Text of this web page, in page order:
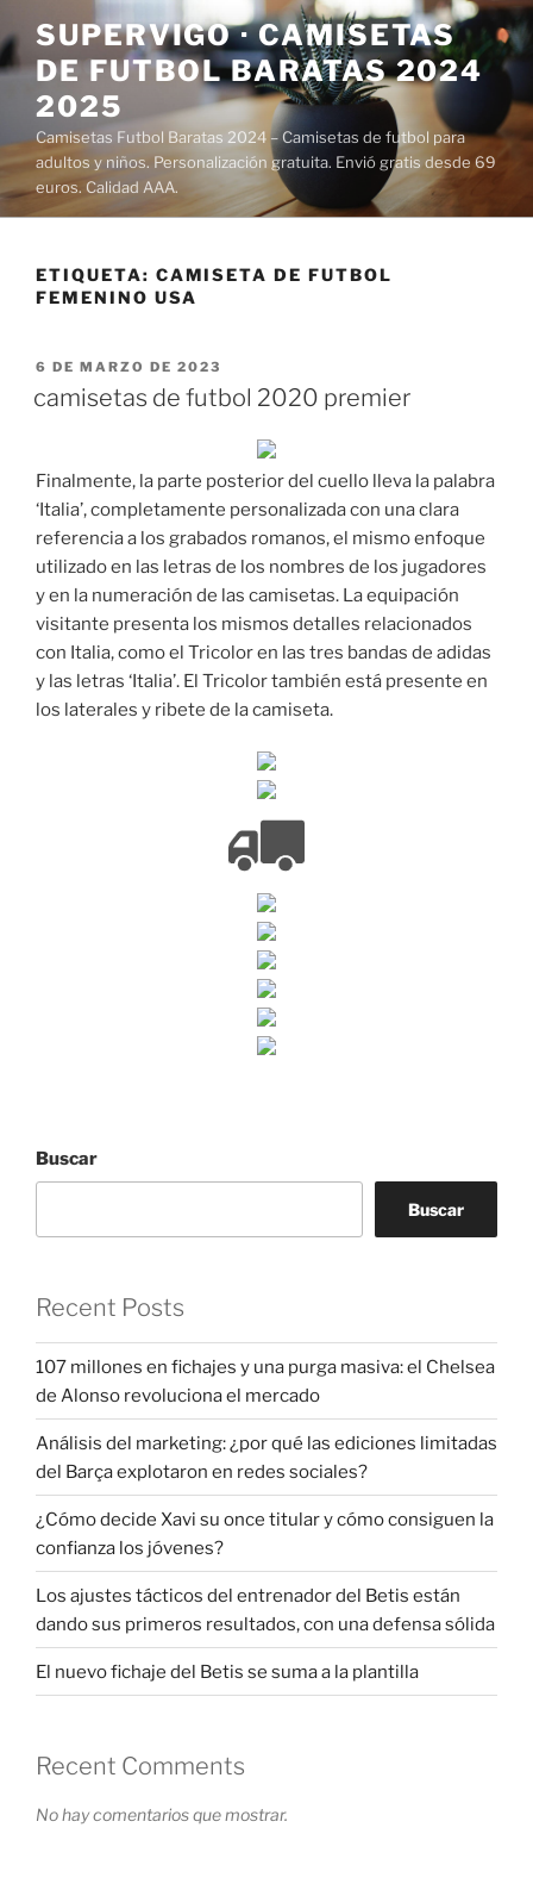
al
contenido
SUPERVIGO · CAMISETAS
DE FUTBOL BARATAS 2024
2025
Camisetas Futbol Baratas 2024 – Camisetas de futbol para
adultos y niños. Personalización gratuita. Envió gratis desde 69
euros. Calidad AAA.
ETIQUETA: CAMISETA DE FUTBOL
FEMENINO USA
PUBLICADO
6 DE MARZO DE 2023
camisetas de futbol 2020 premier
Finalmente, la parte posterior del cuello lleva la palabra
‘Italia’, completamente personalizada con una clara
referencia a los grabados romanos, el mismo enfoque
utilizado en las letras de los nombres de los jugadores
y en la numeración de las camisetas. La equipación
visitante presenta los mismos detalles relacionados
con Italia, como el Tricolor en las tres bandas de adidas
y las letras ‘Italia’. El Tricolor también está presente en
los laterales y ribete de la camiseta.
Buscar
Buscar
Recent Posts
107 millones en fichajes y una purga masiva: el Chelsea
de Alonso revoluciona el mercado
Análisis del marketing: ¿por qué las ediciones limitadas
del Barça explotaron en redes sociales?
¿Cómo decide Xavi su once titular y cómo consiguen la
confianza los jóvenes?
Los ajustes tácticos del entrenador del Betis están
dando sus primeros resultados, con una defensa sólida
El nuevo fichaje del Betis se suma a la plantilla
Recent Comments
No hay comentarios que mostrar.